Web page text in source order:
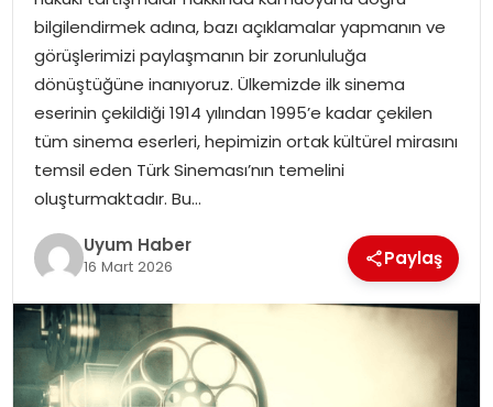
SPOR
TEKNOLOJI
SAĞLIK
MAGAZIN
YAŞAM
bilgilendirmek adına, bazı açıklamalar yapmanın ve
görüşlerimizi paylaşmanın bir zorunluluğa
dönüştüğüne inanıyoruz. Ülkemizde ilk sinema
eserinin çekildiği 1914 yılından 1995’e kadar çekilen
tüm sinema eserleri, hepimizin ortak kültürel mirasını
temsil eden Türk Sineması’nın temelini
oluşturmaktadır. Bu…
Uyum Haber
16 Mart 2026 Paylaş